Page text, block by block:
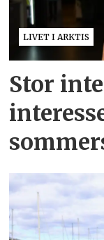
LIVET I ARKTIS
Stor